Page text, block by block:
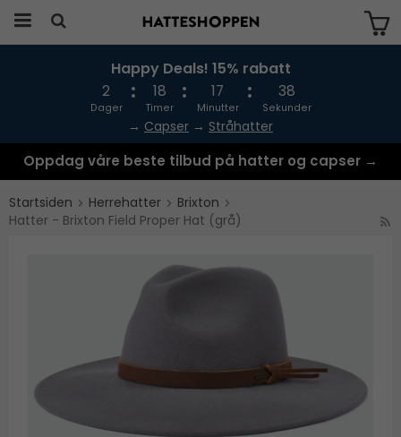
Produktet har blitt lagt til i handlekurven
Happy Deals! 15% rabatt
2
Dager
18
Timer
17
Minutter
38
Sekunder
→ Capser → Stråhatter
Oppdag våre beste tilbud på hatter og capser →
Startsiden Herrehatter
Brixton
Hatter - Brixton Field Proper Hat (grå)